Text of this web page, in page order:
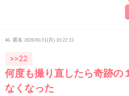
46. 匿名 2026/05/11(月) 10:22:15
>>22
何度も撮り直したら奇跡の
なくなった